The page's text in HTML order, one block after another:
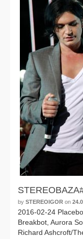
PANASONIC SMART TV
Placebo
Soundgarden,
by STEREOIGOR on
2016-02-24
Breakbot, Aurora
Richard Ashcroft/